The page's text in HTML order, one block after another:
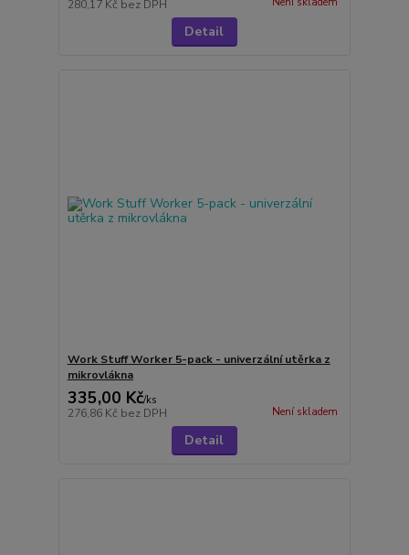
280,17 Kč bez DPH
Detail
Work Stuff Worker 5-pack - univerzální utěrka z
mikrovlákna
335,00 Kč/ks
276,86 Kč bez DPH Není skladem
Detail